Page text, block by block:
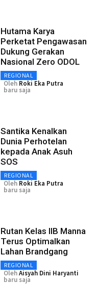
Hutama Karya
Perketat Pengawasan
Dukung Gerakan
Nasional Zero ODOL
REGIONAL
Oleh Roki Eka Putra
baru saja
Santika Kenalkan
Dunia Perhotelan
kepada Anak Asuh
SOS
REGIONAL
Oleh Roki Eka Putra
baru saja
Rutan Kelas IIB Manna
Terus Optimalkan
Lahan Brandgang
REGIONAL
OlehAisyah Dini Haryanti
baru saja